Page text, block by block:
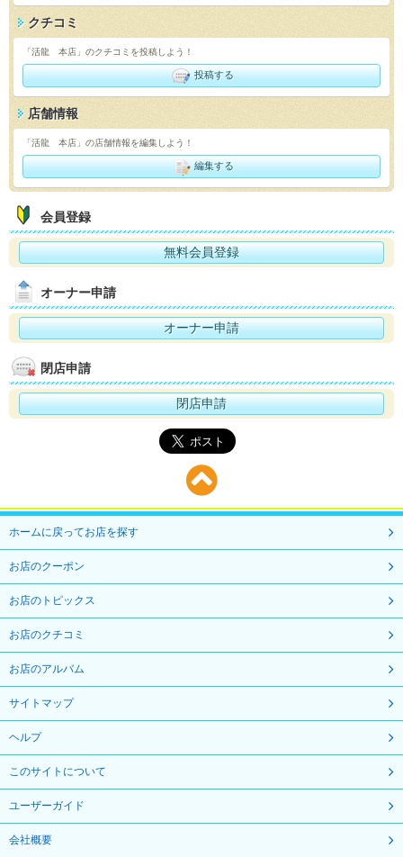
クチコミ
「活龍 本店」のクチコミを投稿しよう！
投稿する
店舗情報
「活龍 本店」の店舗情報を編集しよう！
編集する
会員登録
無料会員登録
オーナー申請
オーナー申請
閉店申請
閉店申請
ホームに戻ってお店を探す
お店のクーポン
お店のトピックス
お店のクチコミ
お店のアルバム
サイトマップ
ヘルプ
このサイトについて
ユーザーガイド
会社概要